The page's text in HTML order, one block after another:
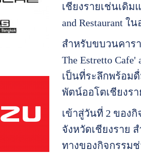
เชียงรายเช่นเดิ
and Restaurant
สำหรับขบวนคารา
The Estretto
เป็นที่ระลึกพร้อม
พัตน์ออโตเชียงร
เข้าสู่วันที่ 2 ของกิ
จังหวัดเชียงราย
ทางของกิจกรรมช่